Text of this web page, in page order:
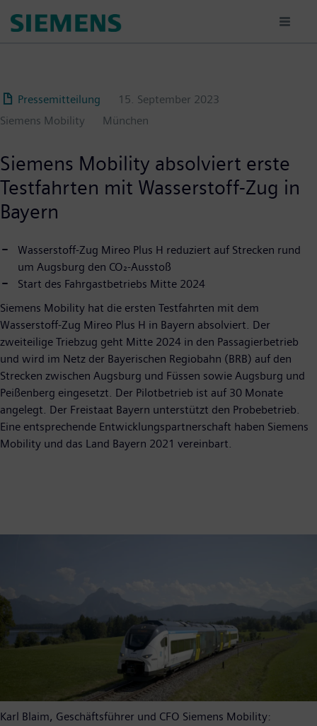
para
Pressemitteilung
15. September 2023
Siemens Mobility
München
Siemens Mobility absolviert erste
Testfahrten mit Wasserstoff-Zug in
Bayern
Wasserstoff-Zug Mireo Plus H reduziert auf Strecken rund
um Augsburg den CO₂-Ausstoß
Start des Fahrgastbetriebs Mitte 2024
Siemens Mobility hat die ersten Testfahrten mit dem
Wasserstoff-Zug Mireo Plus H in Bayern absolviert. Der
zweiteilige Triebzug geht Mitte 2024 in den Passagierbetrieb
und wird im Netz der Bayerischen Regiobahn (BRB) auf den
Strecken zwischen Augsburg und Füssen sowie Augsburg und
Peißenberg eingesetzt. Der Pilotbetrieb ist auf 30 Monate
angelegt. Der Freistaat Bayern unterstützt den Probebetrieb.
Eine entsprechende Entwicklungspartnerschaft haben Siemens
Mobility und das Land Bayern 2021 vereinbart.
Karl Blaim, Geschäftsführer und CFO Siemens Mobility: